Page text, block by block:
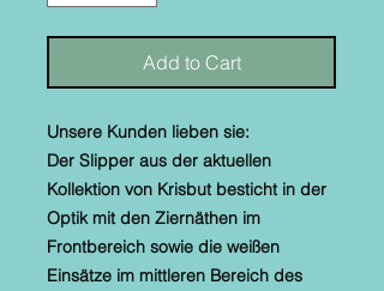
Add to Cart
Unsere Kunden lieben sie:
Der Slipper aus der aktuellen
Kollektion von Krisbut besticht in der
Optik mit den Ziernäthen im
Frontbereich sowie die weißen
Einsätze im mittleren Bereich des